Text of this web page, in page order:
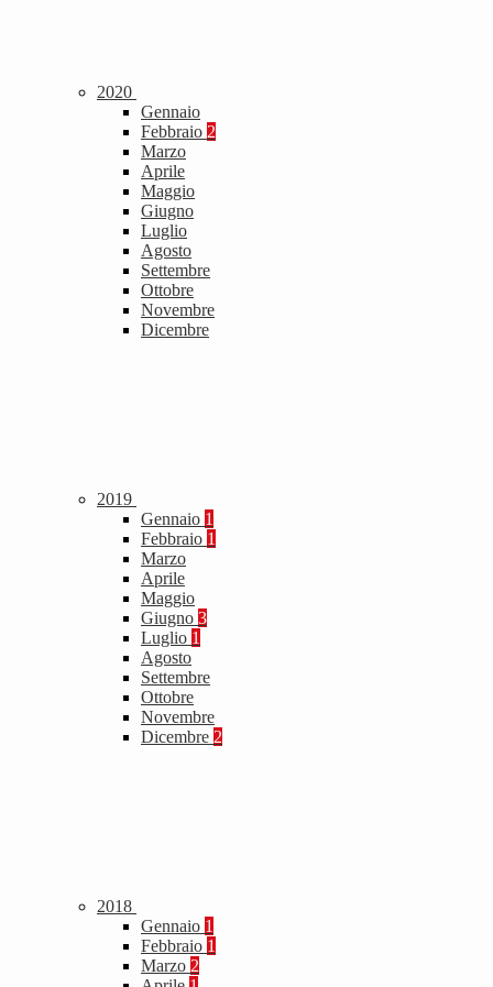
2020
Gennaio
Febbraio 2
Marzo
Aprile
Maggio
Giugno
Luglio
Agosto
Settembre
Ottobre
Novembre
Dicembre
2019
Gennaio 1
Febbraio 1
Marzo
Aprile
Maggio
Giugno 3
Luglio 1
Agosto
Settembre
Ottobre
Novembre
Dicembre 2
2018
Gennaio 1
Febbraio 1
Marzo 2